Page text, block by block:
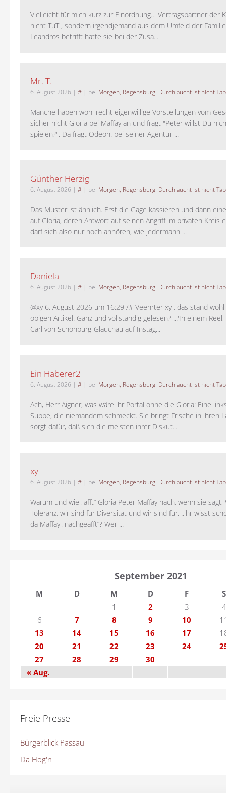
Vielleicht für mich kurz zur Einordnung… Vertragspartner der
nicht TuT , sondern irgendjemand aus dem Umfeld der
Leandros betrifft hatte sie bei der Zusa...
Mr. T.
6. August 2026 | # | bei Morgen, Regensburg! Durchlaucht ist nicht
Manche haben wohl recht eigenwillige Vorstellungen vom
sicher nicht Gloria bei Maffay an und fragt "Peter willst Du
spielen?". Da fragt Odeon. bei seiner Agentur ...
Günther Herzig
6. August 2026 | # | bei Morgen, Regensburg! Durchlaucht ist nicht
Das Muster ist ähnlich. Erst die Gage kassieren und dann
auf Gloria, deren Antwort auf seinen Angriff im privaten Kreis
darf sich also nur noch anhören, wie jedermann ...
Daniela
6. August 2026 | # | bei Morgen, Regensburg! Durchlaucht ist nicht
@xy 6. August 2026 um 16:29 /# Veehrter xy , das stand
obigen Artikel. Ganz und vollständig gelesen? ...'In einem
Carl von Schönburg-Glauchau auf Instag...
Ein Haberer2
6. August 2026 | # | bei Morgen, Regensburg! Durchlaucht ist nicht
Ach, Herr Aigner, was wäre ihr Portal ohne die Gloria: Eine
Suppe, die niemandem schmeckt. Sie bringt Frische in ihren
sorgt dafür, daß sich die meisten ihrer Diskut...
xy
6. August 2026 | # | bei Morgen, Regensburg! Durchlaucht ist nicht
Warum und wie „äfft“ Gloria Peter Maffay nach, wenn sie
Toleranz, wir sind für Diversität und wir sind für. ..ihr wisst
da Maffay „nachgeäfft“? Wer ...
September 2021
M D M D F
S
1
2 3
4
6
7 8 9 10
13
14 15 16 17
20
21 22 23 24
27
28 29
30
« Aug.
Freie Presse
Bürgerblick Passau
Da Hog'n